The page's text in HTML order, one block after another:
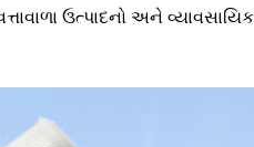
ઉત્પાદનો અને